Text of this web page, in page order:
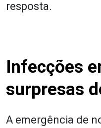
resposta.
Infecções
surpresas
A emergência de